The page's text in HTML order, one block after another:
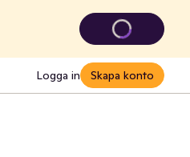
Logga in Skapa konto